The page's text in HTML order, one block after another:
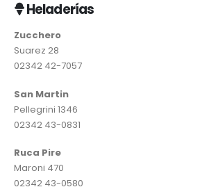
Heladerías
Zucchero
Suarez 28
02342 42-7057
San Martin
Pellegrini 1346
02342 43-0831
Ruca Pire
Maroni 470
02342 43-0580